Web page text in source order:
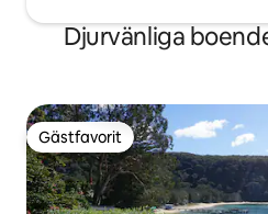
Djurvänliga
Gästfavorit
Gästfavorit